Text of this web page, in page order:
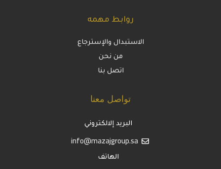
روابط مهمه
الاستبدال والإسترجاع
من نحن
اتصل بنا
تواصل معنا
البريد إلالكتروني
info@mazajgroup.sa
الهاتف